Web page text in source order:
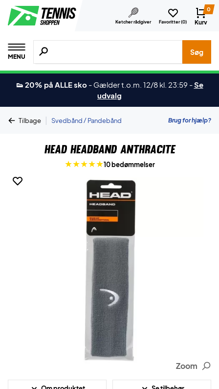
Ketcher rådgiver Favoritter (0)
0
Kurv
MENU
Søg efter produkter, mærker etc.
Søg
👟 20% på ALLE sko - Gælder t.o.m. 12/8 kl. 23:59 -Se
udvalg
Tilbage | Svedbånd / Pandebånd Brug for hjælp?
Head Headband Anthracite
10 bedømmelser
Zoom